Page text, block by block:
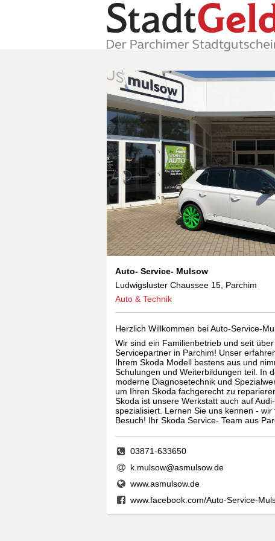
Auto- Service- Mulsow
Ludwigsluster Chaussee 15, Parchim
Auto & Technik
Herzlich Willkommen bei Auto-Service-
Wir sind ein Familienbetrieb und seit
Servicepartner in Parchim! Unser
Ihrem Skoda Modell bestens aus und
Schulungen und Weiterbildungen teil. In
moderne Diagnosetechnik und
um Ihren Skoda fachgerecht zu
Skoda ist unsere Werkstatt auch auf
spezialisiert. Lernen Sie uns kennen -
Besuch! Ihr Skoda Service- Team aus
03871-633650
k.mulsow@asmulsow.de
www.asmulsow.de
www.facebook.com/Auto-Service-